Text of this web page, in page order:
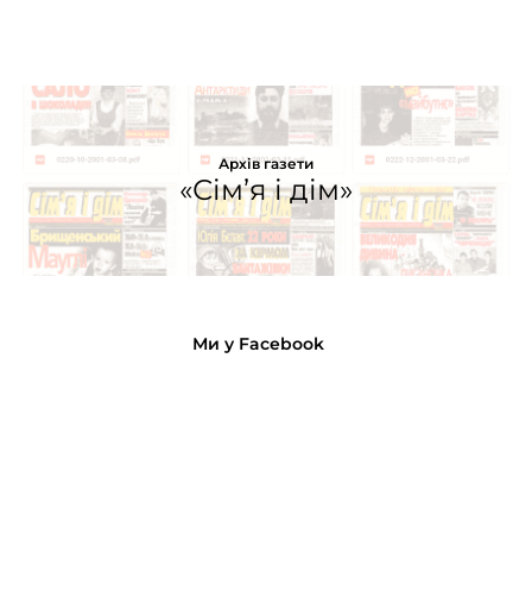
Архів газети
«Сім’я і дім»
Ми у Facebook